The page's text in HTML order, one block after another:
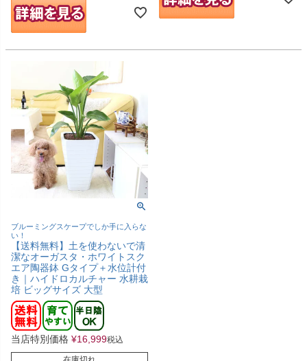
ブルーミングスケープでしか手に入らな
い！
【送料無料】土を使わないで清
潔なオーガスタ・ホワイトスク
エア陶器鉢 Gタイプ＋水位計付
き｜ハイドロカルチャー 水耕栽
培 ビッグサイズ 大型
当店特別価格 ¥16,999税込